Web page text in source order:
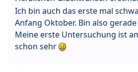
Ich bin auch das erste mal
Anfang Oktober. Bin also gerade
Meine erste Untersuchung ist
schon sehr